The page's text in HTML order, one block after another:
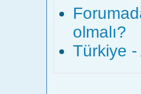
olmalı?
Türkiye